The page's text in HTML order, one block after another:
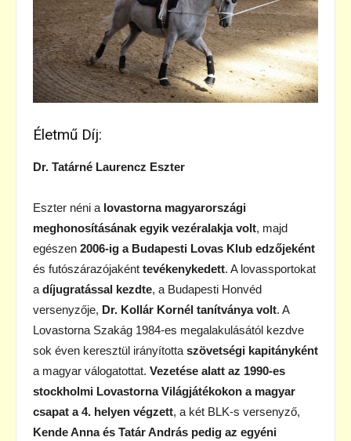
Életmű Díj:
Dr. Tatárné Laurencz Eszter
Eszter néni a lovastorna magyarországi
meghonosításának egyik vezéralakja volt, majd
egészen 2006-ig a Budapesti Lovas Klub edzőjeként
és futószárazójaként tevékenykedett. A lovassportokat
a díjugratással kezdte, a Budapesti Honvéd
versenyzője, Dr. Kollár Kornél tanítványa volt. A
Lovastorna Szakág 1984-es megalakulásától kezdve
sok éven keresztül irányította szövetségi kapitányként
a magyar válogatottat. Vezetése alatt az 1990-es
stockholmi Lovastorna Világjátékokon a magyar
csapat a 4. helyen végzett, a két BLK-s versenyző,
Kende Anna és Tatár András pedig az egyéni